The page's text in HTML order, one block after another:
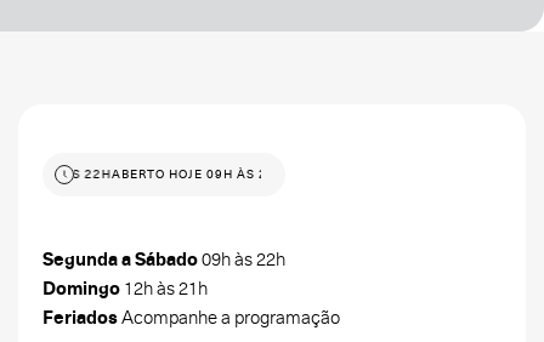
09H ÀS 22HABERTO HOJE 09H ÀS 22H
Segunda a Sábado09h às 22h
Domingo 12h às 21h
FeriadosAcompanhe a programação